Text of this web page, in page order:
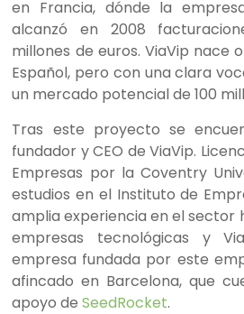
en Francia, dónde la
alcanzó en 2008
millones de euros. ViaVip nace
Español, pero con una clara
un mercado potencial de 100
Tras este proyecto se
fundador y CEO de ViaVip.
Empresas por la Coventry
estudios en el Instituto de
amplia experiencia en el sector
empresas tecnológicas y
empresa fundada por este
afincado en Barcelona, que
apoyo deSeedRocket.